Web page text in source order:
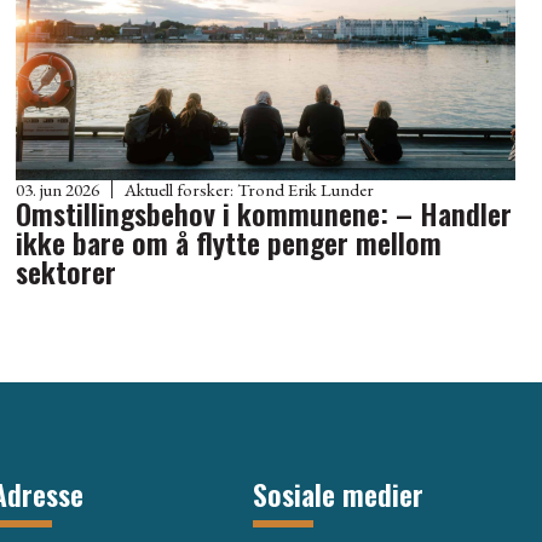
03. jun 2026 Aktuell forsker: Trond Erik Lunder
Omstillingsbehov i kommunene: – Handler
ikke bare om å flytte penger mellom
sektorer
Sosiale medier